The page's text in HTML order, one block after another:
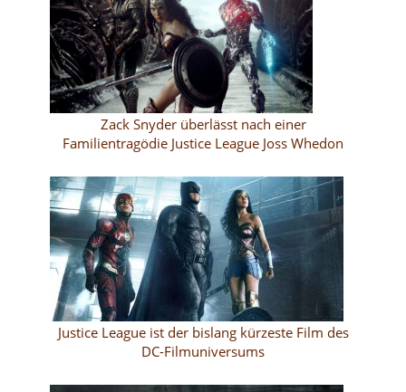
Zack Snyder überlässt nach einer
Familientragödie Justice League Joss Whedon
Justice League ist der bislang kürzeste Film des
DC-Filmuniversums